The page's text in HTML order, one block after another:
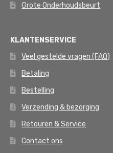
Grote Onderhoudsbeurt
KLANTENSERVICE
Veel gestelde vragen (FAQ)
Betaling
Bestelling
Verzending & bezorging
Retouren & Service
Contact ons